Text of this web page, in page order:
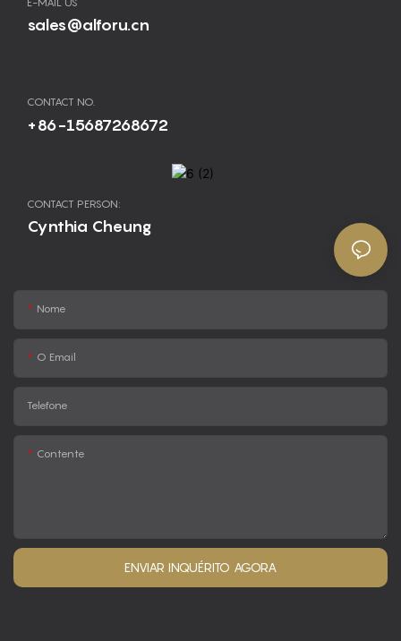
sales@alforu.cn
CONTACT NO.
+86-15687268672
CONTACT PERSON:
Cynthia Cheung
Nome
O Email
Telefone
Contente
ENVIAR INQUÉRITO AGORA